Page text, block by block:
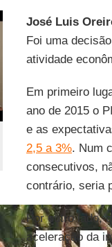
José Luis
Foi uma
atividade
Em primeiro
ano de 2015 o
e as
2,5 a 3%. Num
consecutivos,
contrário, seria
Por outro lado,
aceleração da